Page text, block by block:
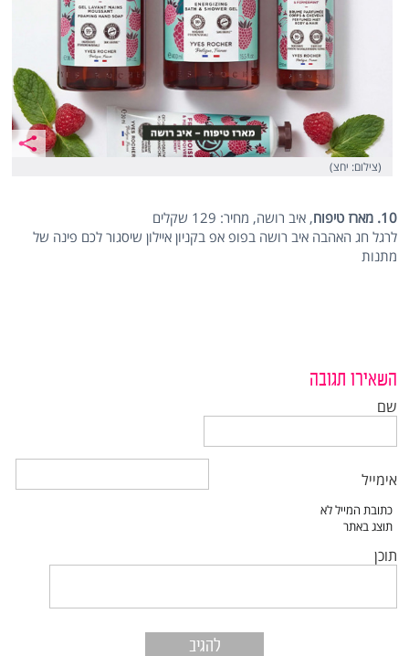
(צילום: יחצ)
10. מארז טיפוח
, איב רושה, מחיר: 129 שקלים
לרגל חג האהבה איב רושה בפופ אפ בקניון איילון שיסגור לכם פינה של
מתנות
השאירו תגובה
שם
אימייל
תוכן